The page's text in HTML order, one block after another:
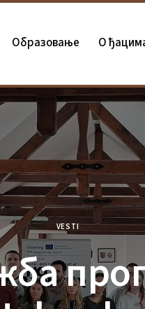
Oбразовање О
VESTI